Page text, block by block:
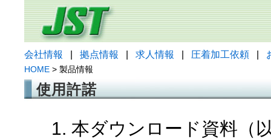
会社情報 拠点情報 求人情報 圧着加工依頼
HOME > 製品情報
使用許諾
1. 本ダウンロード資料（